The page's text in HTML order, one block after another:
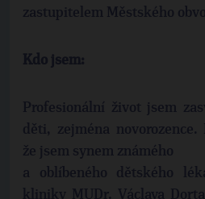
zastupitelem Městského
Kdo jsem:
Profesionální život jsem
děti, zejména
že jsem synem známého
a oblíbeného dětského
kliniky MUDr. Václava